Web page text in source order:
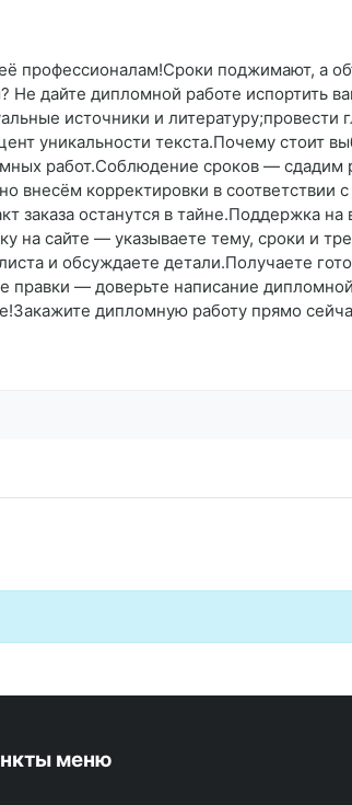
профессионалам!Сроки поджимают, а
Не дайте дипломной работе
источники и
уникальности текста.Почему
работ.Соблюдение сроков — сдадим
внесём корректировки в соответствии
останутся в тайне.Поддержка
на сайте — указываете тему, сроки и
и обсуждаете детали.Получаете
правки — доверьте написание
дипломную работу прямо
меню